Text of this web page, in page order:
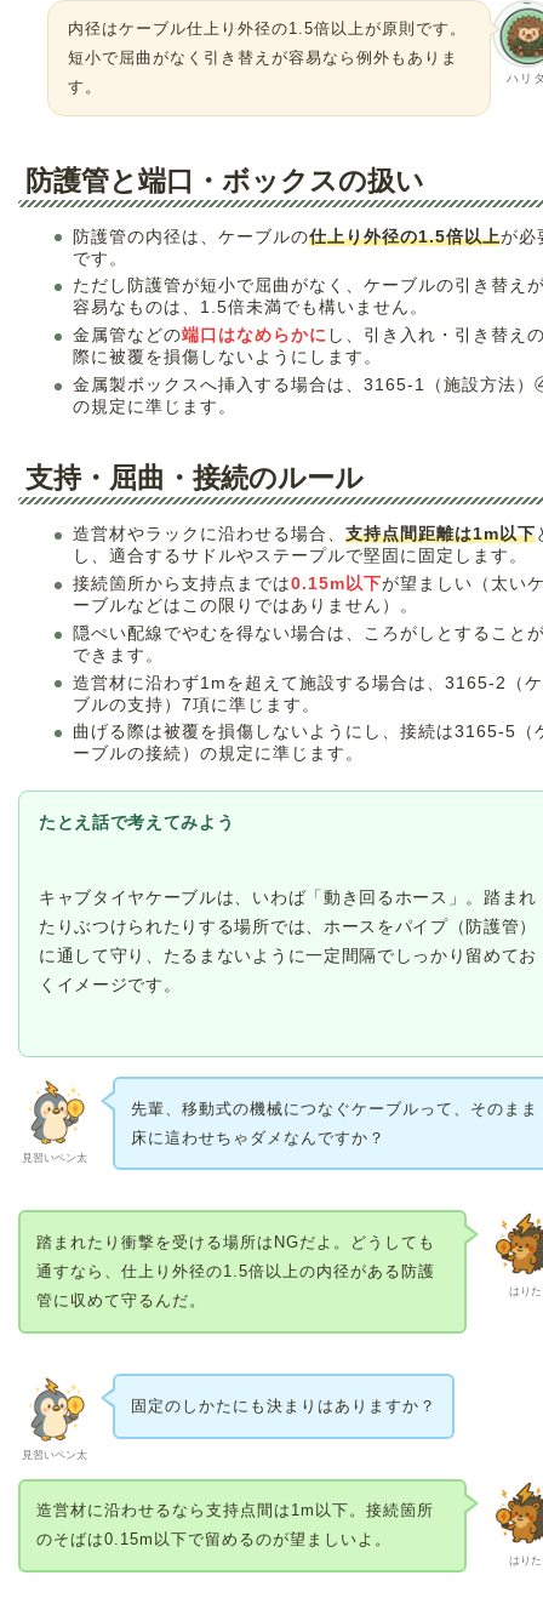
ハリ
内径はケーブル仕上り外径の1.5倍以上が原則です。
短小で屈曲がなく引き替えが容易なら例外もありま
す。
防護管と端口・ボックスの扱い
防護管の内径は、ケーブルの仕上り外径の1.5倍以上が必
です。
ただし防護管が短小で屈曲がなく、ケーブルの引き替え
容易なものは、1.5倍未満でも構いません。
金属管などの端口はなめらかに し、引き入れ・引き替え
際に被覆を損傷しないようにします。
金属製ボックスへ挿入する場合は、3165-1（施設方法
の規定に準じます。
支持・屈曲・接続のルール
造営材やラックに沿わせる場合、 支持点間距離は1m以下
し、適合するサドルやステープルで堅固に固定します。
接続箇所から支持点までは0.15m以下が望ましい（太い
ーブルなどはこの限りではありません）。
隠ぺい配線でやむを得ない場合は、ころがしとすること
できます。
造営材に沿わず1mを超えて施設する場合は、3165-2（
ブルの支持）7項に準じます。
曲げる際は被覆を損傷しないようにし、接続は3165-5（
ーブルの接続）の規定に準じます。
たとえ話で考えてみよう
キャブタイヤケーブルは、いわば「動き回るホース」。踏まれ
たりぶつけられたりする場所では、ホースをパイプ（防護管）
に通して守り、たるまないように一定間隔でしっかり留めてお
くイメージです。
見習いペン太
先輩、移動式の機械につなぐケーブルって、そのまま
床に這わせちゃダメなんですか？
はりた
踏まれたり衝撃を受ける場所はNGだよ。どうしても
通すなら、仕上り外径の1.5倍以上の内径がある防護
管に収めて守るんだ。
見習いペン太
固定のしかたにも決まりはありますか？
はりた
造営材に沿わせるなら支持点間は1m以下。接続箇所
のそばは0.15m以下で留めるのが望ましいよ。